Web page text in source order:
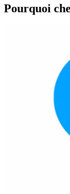
Pourquoi